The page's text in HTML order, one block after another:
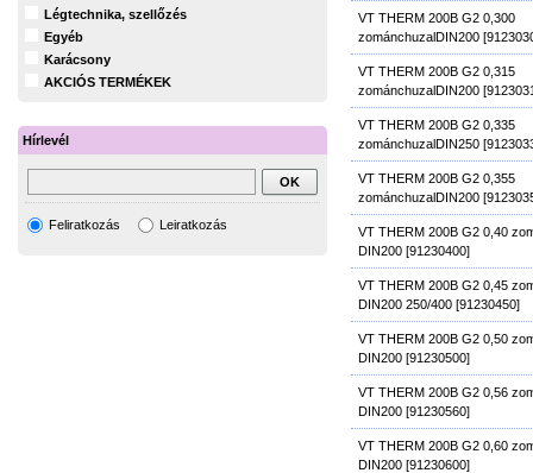
VT THERM 200B G2 0,300
zománchuzalDIN200
VT THERM 200B G2 0,315
zománchuzalDIN200
VT THERM 200B G2 0,335
zománchuzalDIN250
VT THERM 200B G2 0,355
zománchuzalDIN200
VT THERM 200B G2 0,40
DIN200 [91230400]
VT THERM 200B G2 0,45
DIN200 250/400 [91230450]
VT THERM 200B G2 0,50
DIN200 [91230500]
VT THERM 200B G2 0,56
DIN200 [91230560]
VT THERM 200B G2 0,60
DIN200 [91230600]
Légtechnika, szellőzés
Egyéb
Karácsony
AKCIÓS TERMÉKEK
Hírlevél
Feliratkozás Leiratkozás